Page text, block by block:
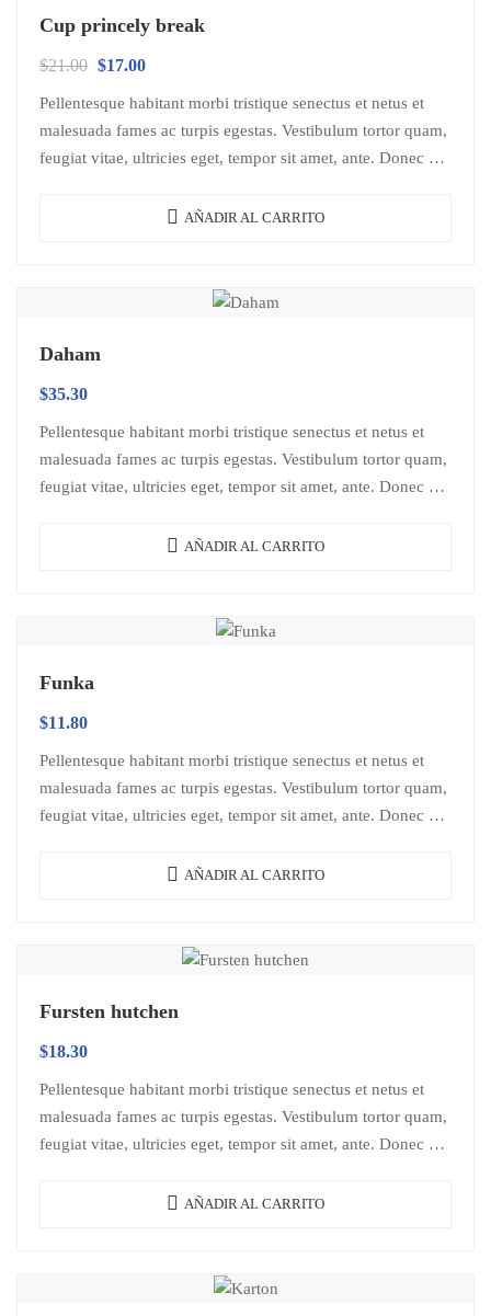
Cup princely break
$21.00 $17.00
Pellentesque habitant morbi tristique senectus et netus et
malesuada fames ac turpis egestas. Vestibulum tortor quam,
feugiat vitae, ultricies eget, tempor sit amet, ante. Donec eu
AÑADIR AL CARRITO
Daham
$35.30
Pellentesque habitant morbi tristique senectus et netus et
malesuada fames ac turpis egestas. Vestibulum tortor quam,
feugiat vitae, ultricies eget, tempor sit amet, ante. Donec eu
AÑADIR AL CARRITO
Funka
$11.80
Pellentesque habitant morbi tristique senectus et netus et
malesuada fames ac turpis egestas. Vestibulum tortor quam,
feugiat vitae, ultricies eget, tempor sit amet, ante. Donec eu
AÑADIR AL CARRITO
Fursten hutchen
$18.30
Pellentesque habitant morbi tristique senectus et netus et
malesuada fames ac turpis egestas. Vestibulum tortor quam,
feugiat vitae, ultricies eget, tempor sit amet, ante. Donec eu
AÑADIR AL CARRITO